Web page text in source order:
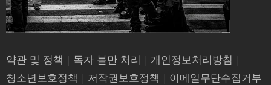
약관 및 정책 독자 불만 처리 개인정보처리방침
청소년보호정책
저작권보호정책 이메일무단수집거부